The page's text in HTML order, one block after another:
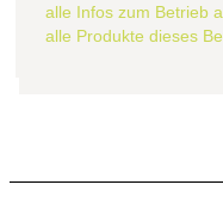
alle Infos zum Betrieb
alle Produkte dieses